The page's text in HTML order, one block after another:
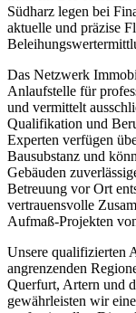
Südharz legen bei
aktuelle und präzise
Das Netzwerk
Anlaufstelle für
und vermittelt
Qualifikation und
Experten verfügen
Bausubstanz und
Gebäuden
Betreuung vor Ort
vertrauensvolle
Aufmaß-Projekten
Unsere qualifizierten
angrenzenden
Querfurt, Artern und
gewährleisten wir